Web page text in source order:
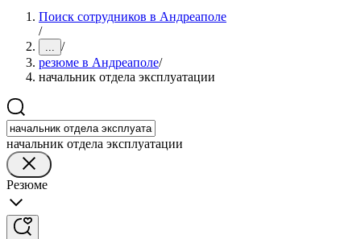
Поиск сотрудников в Андреаполе
/
... /
резюме в Андреаполе/
начальник отдела эксплуатации
начальник отдела эксплуатации
Резюме